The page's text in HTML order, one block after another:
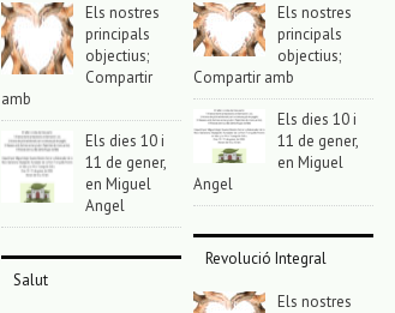
Els nostres
principals
objectius;
Compartir
amb
Els dies 10 i
11 de gener,
en Miguel
Angel
Salut
Els nostres
principals
objectius;
Compartir amb
Els dies 10 i
11 de gener,
en Miguel
Angel
Revolució Integral
Els nostres